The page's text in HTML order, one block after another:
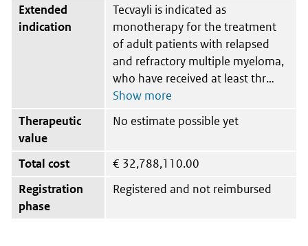
Extended
indication
Tecvayli is indicated as
monotherapy for the treatment
of adult patients with relapsed
and refractory multiple myeloma,
who have received at least thr
Therapeutic
value
No estimate possible yet
Total cost € 32,788,110.00
Registration
phase
Registered and not reimbursed